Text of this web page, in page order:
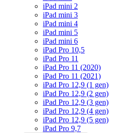
iPad mini 2
iPad mini 3
iPad mini 4
iPad mini 5
iPad mini 6
iPad Pro 10,5
iPad Pro 11
iPad Pro 11 (2020)
iPad Pro 11 (2021)
iPad Pro 12,9 (1 gen)
iPad Pro 12,9 (2 gen)
iPad Pro 12,9 (3 gen)
iPad Pro 12,9 (4 gen)
iPad Pro 12,9 (5 gen)
iPad Pro 9,7